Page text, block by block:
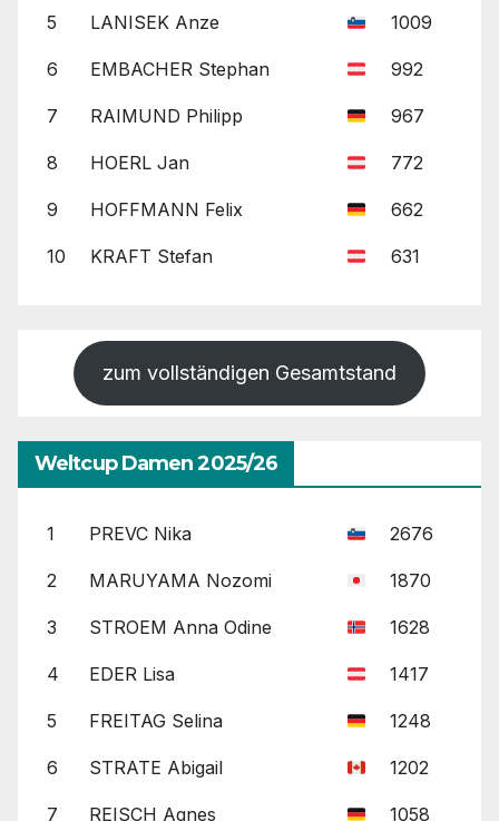
5 LANISEK Anze 1009
6 EMBACHER Stephan 992
7 RAIMUND Philipp 967
8 HOERL Jan 772
9 HOFFMANN Felix 662
10 KRAFT Stefan 631
zum vollständigen Gesamtstand
Weltcup Damen 2025/26
1 PREVC Nika 2676
2 MARUYAMA Nozomi 1870
3 STROEM Anna Odine 1628
4 EDER Lisa 1417
5 FREITAG Selina 1248
6 STRATE Abigail 1202
7 REISCH Agnes 1058